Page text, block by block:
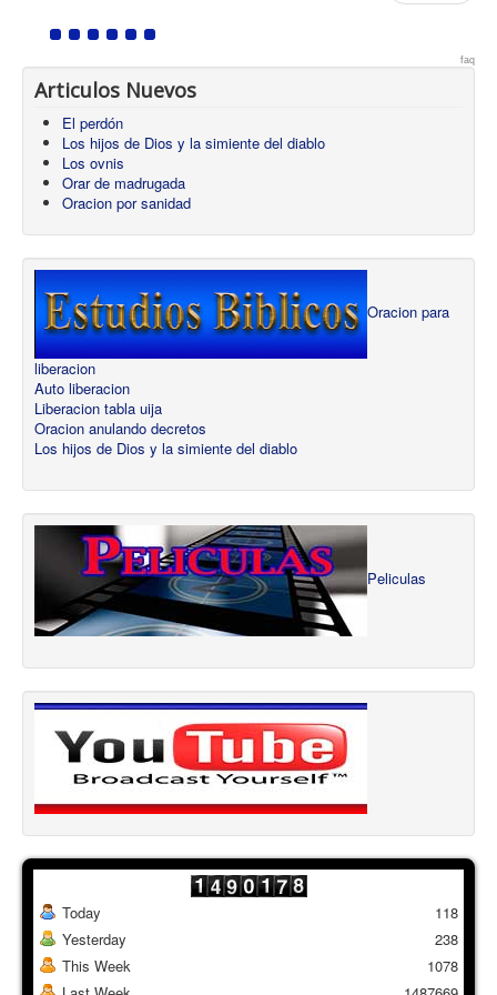
faq
Articulos Nuevos
El perdón
Los hijos de Dios y la simiente del diablo
Los ovnis
Orar de madrugada
Oracion por sanidad
Oracion para
liberacion
Auto liberacion
Liberacion tabla uija
Oracion anulando decretos
Los hijos de Dios y la simiente del diablo
Peliculas
Today
Yesterday
This Week
118
238
1078